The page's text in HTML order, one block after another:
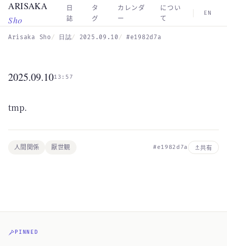
Skip to main content
ARISAKA
Sho
日
誌
タ
グ
カレンダ
ー
につい
て
EN
Arisaka Sho 日誌 2025.09.10 #e1982d7a
2025.09.1013:57
tmp.
人間関係 厭世観 #e1982d7a 共有
PINNED